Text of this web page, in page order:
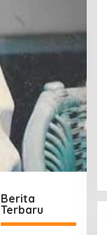
Berita
Terbaru